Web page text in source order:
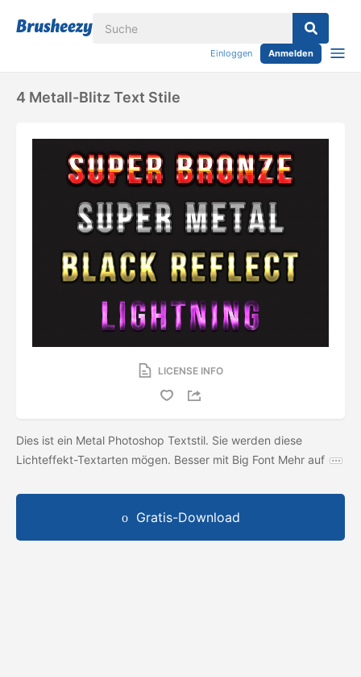
Einloggen Anmelden
4 Metall-Blitz Text Stile
LICENSE INFO
Dies ist ein Metal Photoshop Textstil. Sie werden diese
Lichteffekt-Textarten mögen. Besser mit Big Font Mehr auf
Gratis-Download